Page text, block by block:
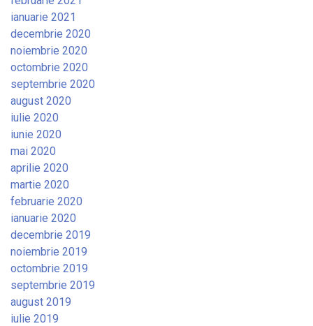
ianuarie 2021
decembrie 2020
noiembrie 2020
octombrie 2020
septembrie 2020
august 2020
iulie 2020
iunie 2020
mai 2020
aprilie 2020
martie 2020
februarie 2020
ianuarie 2020
decembrie 2019
noiembrie 2019
octombrie 2019
septembrie 2019
august 2019
iulie 2019